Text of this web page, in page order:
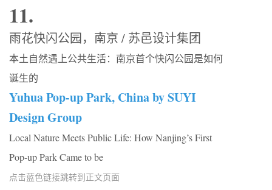
11.
⾬花快闪公园，南京 / 苏⾢设计集团
本土自然遇上公共生活：南京首个快闪公园是如何
诞生的
Yuhua Pop-up Park, China by SUYI
Design Group
Local Nature Meets Public Life: How Nanjing’s First
Pop-up Park Came to be
点击蓝色链接跳转到正文页面